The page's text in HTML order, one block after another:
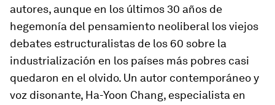
autores, aunque en los últimos 30 años de
hegemonía del pensamiento neoliberal los viejos
debates estructuralistas de los 60 sobre la
industrialización en los países más pobres casi
quedaron en el olvido. Un autor contemporáneo y
voz disonante, Ha-Yoon Chang, especialista en